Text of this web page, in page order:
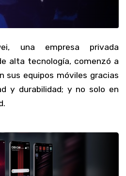
una empresa privada
alta tecnología, comenzó a
sus equipos móviles gracias
y durabilidad; y no solo en